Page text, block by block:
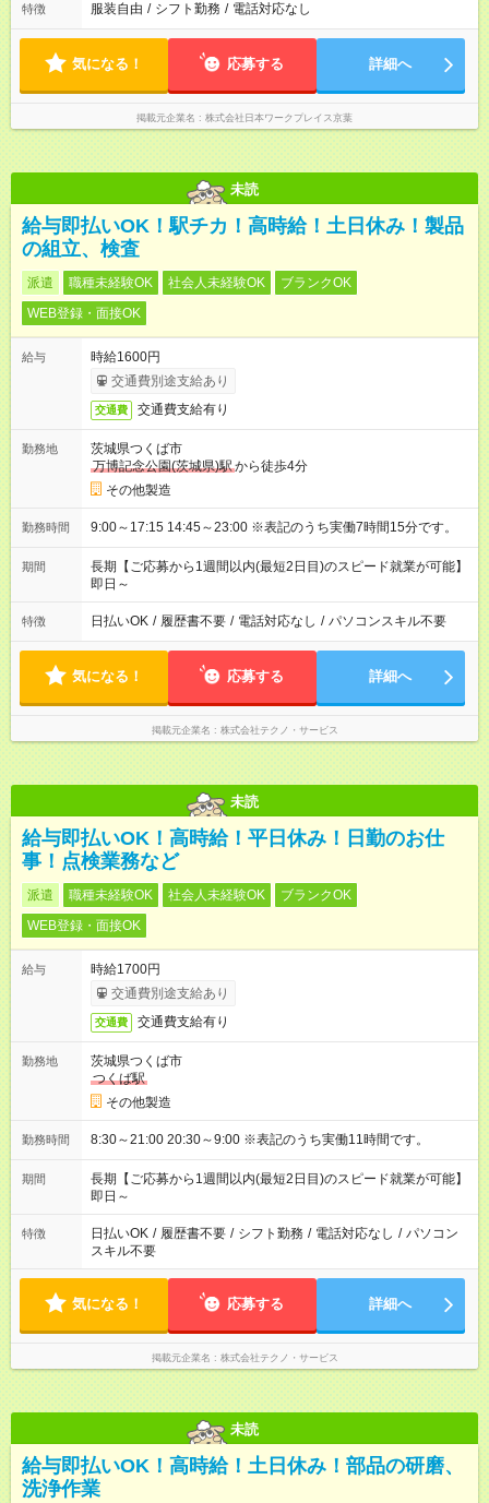
特徴 服装自由 / シフト勤務 / 電話対応なし
気になる！ 応募する 詳細へ
掲載元企業名 株式会社日本ワークプレイス京葉
未読
給与即払いOK！駅チカ！高時給！土日休み！製品
の組立、検査
派遣 職種未経験OK 社会人未経験OK
ブランクOK
WEB登録・面接OK
給与
時給1600円
交通費別途支給あり
交通費 交通費支給有り
勤務地
茨城県つくば市
万博記念公園(茨城県)駅から徒歩4分
その他製造
勤務時間 9:00～17:15 14:45～23:00 ※表記のうち実働7時間15分です。
期間
長期【ご応募から1週間以内(最短2日目)のスピード就業が可能】
即日～
特徴 日払いOK / 履歴書不要 / 電話対応なし / パソコンスキル不要
気になる！ 応募する 詳細へ
掲載元企業名 株式会社テクノ・サービス
未読
給与即払いOK！高時給！平日休み！日勤のお仕
事！点検業務など
派遣 職種未経験OK 社会人未経験OK
ブランクOK
WEB登録・面接OK
給与
時給1700円
交通費別途支給あり
交通費 交通費支給有り
勤務地
茨城県つくば市
つくば駅
その他製造
勤務時間 8:30～21:00 20:30～9:00 ※表記のうち実働11時間です。
期間
長期【ご応募から1週間以内(最短2日目)のスピード就業が可能】
即日～
特徴 日払いOK / 履歴書不要 / シフト勤務 / 電話対応なし / パソコン
スキル不要
気になる！ 応募する 詳細へ
掲載元企業名 株式会社テクノ・サービス
未読
給与即払いOK！高時給！土日休み！部品の研磨、
洗浄作業